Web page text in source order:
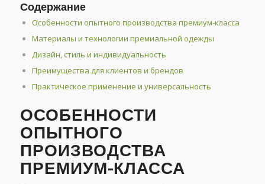
Содержание
Особенности опытного производства премиум-класса
Материалы и технологии премиальной одежды
Дизайн, стиль и индивидуальность
Преимущества для клиентов и брендов
Практическое применение и универсальность
ОСОБЕННОСТИ
ОПЫТНОГО
ПРОИЗВОДСТВА
ПРЕМИУМ-КЛАССА